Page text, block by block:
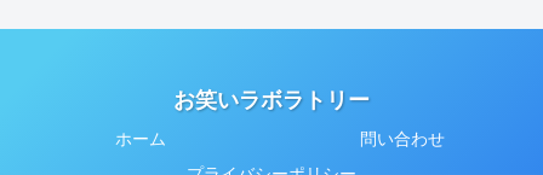
お笑いラボラトリー
ホーム
問い合わせ